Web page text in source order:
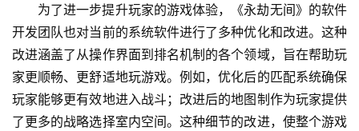
为了进一步提升玩家的游戏体验，《永劫无间》的软件
开发团队也对当前的系统软件进行了多种优化和改进。这种
改进涵盖了从操作界面到排名机制的各个领域，旨在帮助玩
家更顺畅、更舒适地玩游戏。例如，优化后的匹配系统确保
玩家能够更有效地进入战斗；改进后的地图制作为玩家提供
了更多的战略选择室内空间。这种细节的改进，使整个游戏